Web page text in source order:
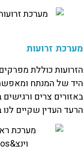
מערכת זרועות
הזרועות כוללת
היד של המנתח
באזורים צרים
הרעד העדין שקיים לנו